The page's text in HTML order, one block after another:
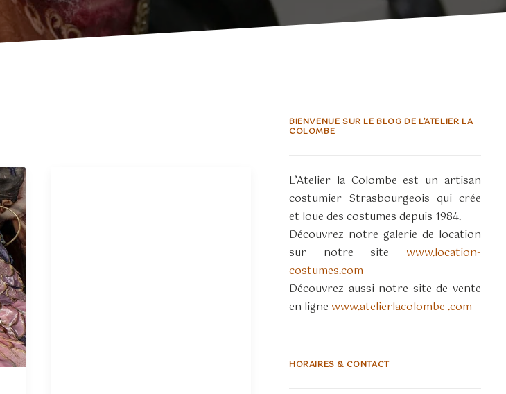
BIENVENUE SUR LE BLOG DE L’ATELIER LA
COLOMBE
L’Atelier la Colombe est un artisan
costumier Strasbourgeois qui crée
et loue des costumes depuis 1984.
Découvrez notre galerie de location
sur notre site www.location-
costumes.com
Découvrez aussi notre site de vente
en ligne www.atelierlacolombe .com
HORAIRES & CONTACT